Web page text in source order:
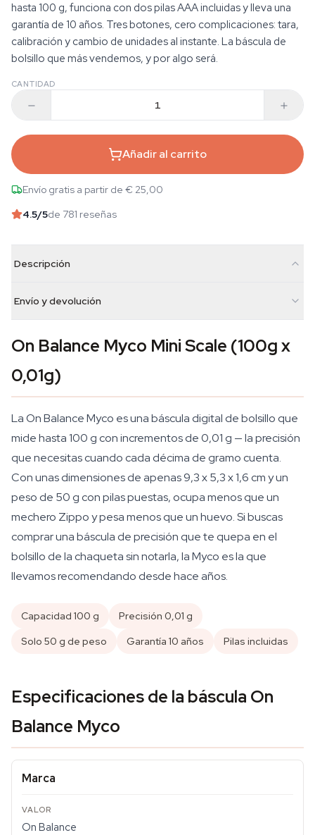
hasta 100 g, funciona con dos pilas AAA incluidas y lleva una
garantía de 10 años. Tres botones, cero complicaciones: tara,
calibración y cambio de unidades al instante. La báscula de
bolsillo que más vendemos, y por algo será.
CANTIDAD
Añadir al carrito
Envío gratis a partir de € 25,00
4.5/5de 781 reseñas
Descripción
Envío y devolución
On Balance Myco Mini Scale (100g x
0,01g)
La On Balance Myco es una báscula digital de bolsillo que
mide hasta 100 g con incrementos de 0,01 g — la precisión
que necesitas cuando cada décima de gramo cuenta.
Con unas dimensiones de apenas 9,3 x 5,3 x 1,6 cm y un
peso de 50 g con pilas puestas, ocupa menos que un
mechero Zippo y pesa menos que un huevo. Si buscas
comprar una báscula de precisión que te quepa en el
bolsillo de la chaqueta sin notarla, la Myco es la que
llevamos recomendando desde hace años.
Capacidad 100 g
Precisión 0,01 g
Solo 50 g de peso
Garantía 10 años Pilas incluidas
Especificaciones de la báscula On
Balance Myco
Marca
On Balance